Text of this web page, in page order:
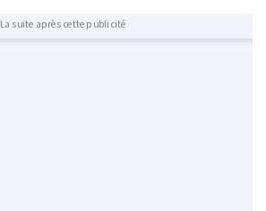
La suite après cette publicité